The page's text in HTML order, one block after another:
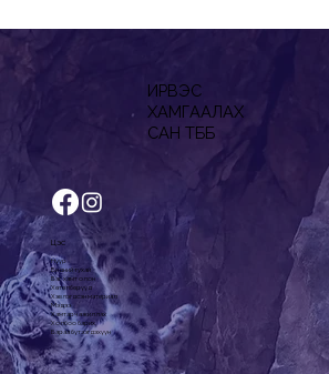
ИРВЭС
ХАМГААЛАХ
САН ТББ
Цэс
Нүүр
Бидний тухай
Баг, хамт олон
Хөтөлбөрүүд
Хэвлэгдсэн материал
Мэдээ
Хамтарч ажиллах
Холбоо барих
Бараа бүтээгдэхүүн